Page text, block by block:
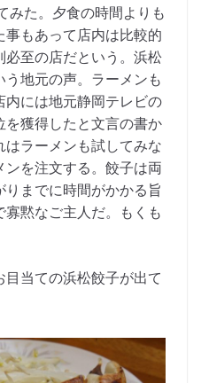
みた。夕食の時間よりも
もあって店内は比較的
必至の店だという。浜松
地元の声。ラーメンも
内には地元静岡テレビの
獲得したと文言の書か
ラーメンも試してみな
を注文する。餃子は両
までに時間がかかる旨
黙なご主人だ。もくも
目当ての浜松餃子が出て